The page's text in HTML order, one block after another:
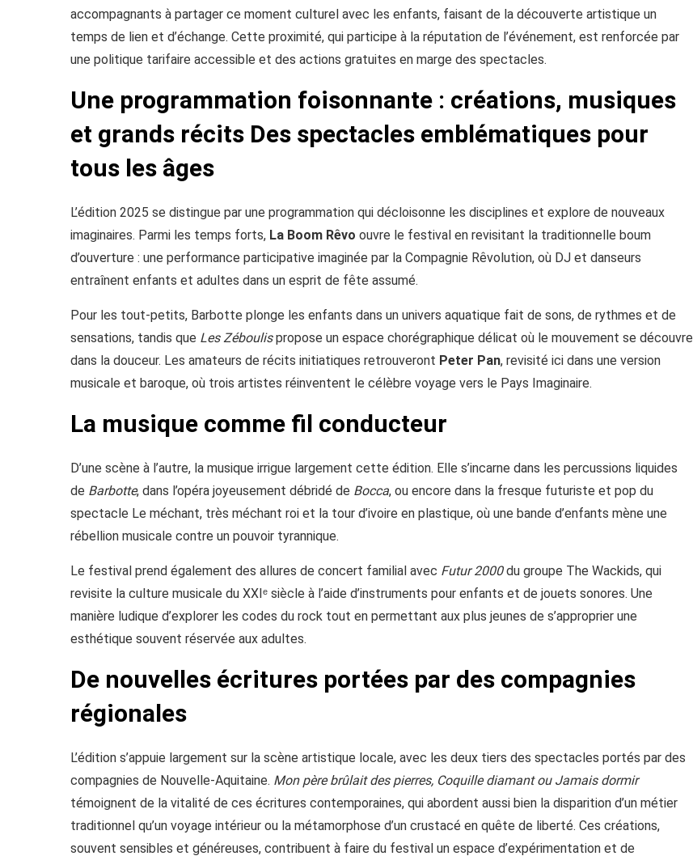
accompagnants à partager ce moment culturel avec les enfants, faisant de la découverte artistique un
temps de lien et d’échange. Cette proximité, qui participe à la réputation de l’événement, est renforcée par
une politique tarifaire accessible et des actions gratuites en marge des spectacles.
Une programmation foisonnante : créations, musiques
et grands récits Des spectacles emblématiques pour
tous les âges
L’édition 2025 se distingue par une programmation qui décloisonne les disciplines et explore de nouveaux
imaginaires. Parmi les temps forts, La Boom Rêvo ouvre le festival en revisitant la traditionnelle boum
d’ouverture : une performance participative imaginée par la Compagnie Rêvolution, où DJ et danseurs
entraînent enfants et adultes dans un esprit de fête assumé.
Pour les tout-petits, Barbotte plonge les enfants dans un univers aquatique fait de sons, de rythmes et de
sensations, tandis que Les Zéboulispropose un espace chorégraphique délicat où le mouvement se découvre
dans la douceur. Les amateurs de récits initiatiques retrouveront Peter Pan, revisité ici dans une version
musicale et baroque, où trois artistes réinventent le célèbre voyage vers le Pays Imaginaire.
La musique comme fil conducteur
D’une scène à l’autre, la musique irrigue largement cette édition. Elle s’incarne dans les percussions liquides
de Barbotte, dans l’opéra joyeusement débridé de Bocca, ou encore dans la fresque futuriste et pop du
spectacle Le méchant, très méchant roi et la tour d’ivoire en plastique, où une bande d’enfants mène une
rébellion musicale contre un pouvoir tyrannique.
Le festival prend également des allures de concert familial avec Futur 2000du groupe The Wackids, qui
revisite la culture musicale du XXIᵉ siècle à l’aide d’instruments pour enfants et de jouets sonores. Une
manière ludique d’explorer les codes du rock tout en permettant aux plus jeunes de s’approprier une
esthétique souvent réservée aux adultes.
De nouvelles écritures portées par des compagnies
régionales
L’édition s’appuie largement sur la scène artistique locale, avec les deux tiers des spectacles portés par des
compagnies de Nouvelle-Aquitaine. Mon père brûlait des pierres, Coquille diamant ou Jamais dormir
témoignent de la vitalité de ces écritures contemporaines, qui abordent aussi bien la disparition d’un métier
traditionnel qu’un voyage intérieur ou la métamorphose d’un crustacé en quête de liberté. Ces créations,
souvent sensibles et généreuses, contribuent à faire du festival un espace d’expérimentation et de